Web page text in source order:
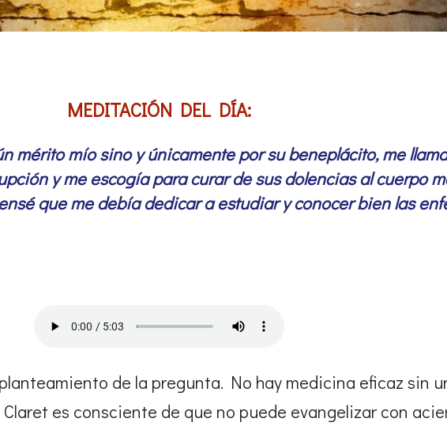
MEDITACIÓN DEL DÍA:
mérito mío sino y únicamente por su beneplácito, me
y me escogía para curar de sus dolencias al cuerpo
que me debía dedicar a estudiar y conocer bien las
de la pregunta. No hay medicina eficaz sin
es consciente de que no puede evangelizar con